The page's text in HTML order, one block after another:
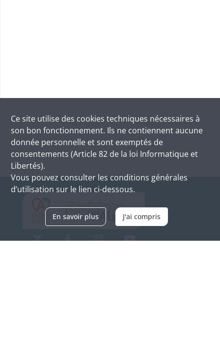
Ce site utilise des cookies techniques nécessaires à
son bon fonctionnement. Ils ne contiennent aucune
donnée personnelle et sont exemptés de
consentements (Article 82 de la loi Informatique et
Libertés).
Vous pouvez consulter les conditions générales
d’utilisation sur le lien ci-dessous.
En savoir plus J'ai compris